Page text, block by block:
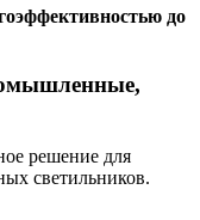
до
решение для
светильников.